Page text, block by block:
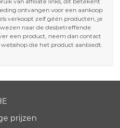
ontvangen voor een aankoop
verkoopt zelf géén producten, je
naar de desbetreffende
een product, neem dan contact
die het product aanbiedt.
prijzen